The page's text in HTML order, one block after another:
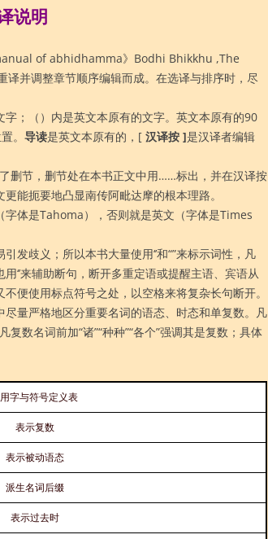
说明
of abhidhamma》Bodhi Bhikkhu ,The
并调整章节顺序编辑而成。在选译与排序时，尽
；（）内是英文本原有的文字。英文本原有的90
。 导读是英文本原有的，[ 汉译按 ]是汉译者编辑
删节，删节处在本书正文中用……标出，并在汉译按
能扼要地凸显南传阿毗达摩的根本理路。
体是Tahoma），否则就是英文（字体是Times
发歧义；所以本书大量使用‘’和“”来标示词性，凡
用‘’来辅助断句，断开多重定语或提醒主语、宾语从
便使用标点符号之处，以空格来将复杂长句断开。
量严格地区分重要名词的语态、时态和单复数。凡
复数名词前加“诸”“种种”“各个”强调其是复数；具体
字与符号定义表
表示复数
表示被动语态
派生名词后缀
表示过去时